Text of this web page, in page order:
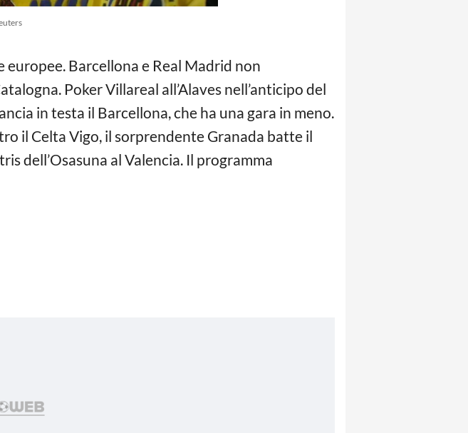
europee. Barcellona e Real Madrid non
Poker Villareal all’Alaves nell’anticipo del
in testa il Barcellona, che ha una gara in meno.
il Celta Vigo, il sorprendente Granada batte il
dell’Osasuna al Valencia. Il programma